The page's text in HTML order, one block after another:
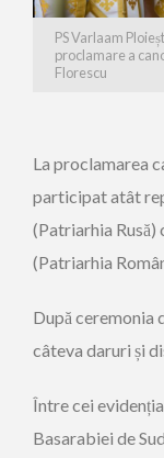
PS Varlaam
proclamare a
Florescu
La proclamarea
participat atât
(Patriarhia
(Patriarhia
După ceremonia
câteva daruri și
Între cei
Basarabiei de